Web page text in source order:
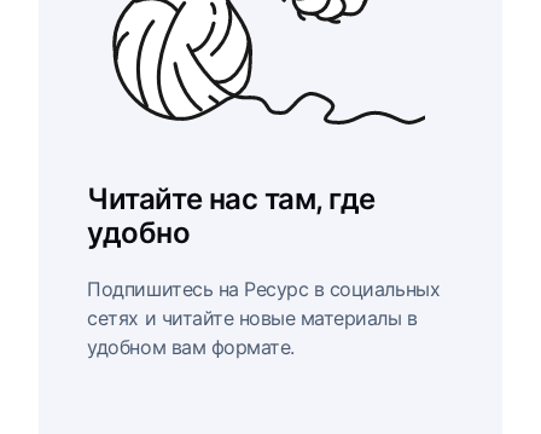
Читайте нас там, где
удобно
Подпишитесь на Ресурс в социальных
сетях и читайте новые материалы в
удобном вам формате.